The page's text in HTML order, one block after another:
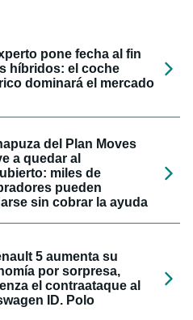
pone fecha al fin
híbridos: el coche
dominará el mercado
del Plan Moves
a quedar al
miles de
pueden
sin cobrar la ayuda
5 aumenta su
por sorpresa,
el contraataque al
ID. Polo